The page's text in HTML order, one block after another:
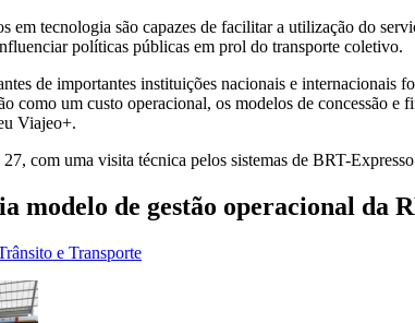
em tecnologia são capazes de facilitar a utilização do
políticas públicas em prol do transporte coletivo.
de importantes instituições nacionais e
como um custo operacional, os modelos de concessão e
Viajeo+.
com uma visita técnica pelos sistemas de BRT-
modelo de gestão operacional da
e Transporte